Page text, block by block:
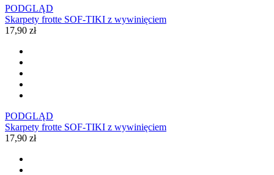
PODGLĄD
Skarpety frotte SOF-TIKI z wywinięciem
17,90 zł
PODGLĄD
Skarpety frotte SOF-TIKI z wywinięciem
17,90 zł